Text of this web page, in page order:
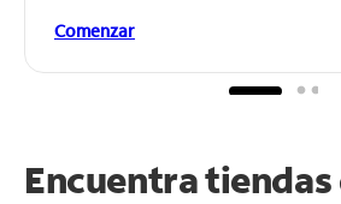
Comenzar
Encuentra tiendas